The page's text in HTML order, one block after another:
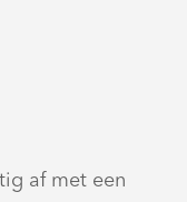
af met een